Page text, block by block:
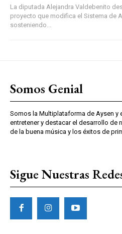
La diputada Alejandra Valdebenito
proyecto que modifica el Sistema de
sosteniendo...
Somos Genial
Somos la Multiplataforma de Aysen y
entretener y destacar el desarrollo de
de la buena música y los éxitos de
Sigue Nuestras